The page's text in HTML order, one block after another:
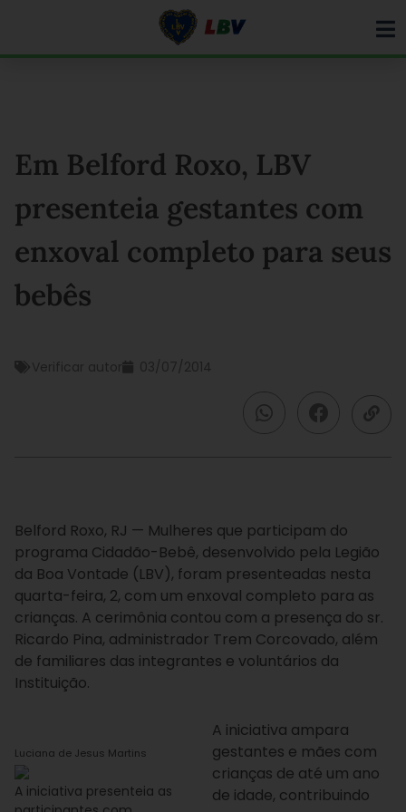
Em Belford Roxo, LBV
presenteia gestantes com
enxoval completo para seus
bebês
Verificar autor 03/07/2014
Belford Roxo, RJ — Mulheres que participam do
programa Cidadão-Bebê, desenvolvido pela Legião
da Boa Vontade (LBV), foram presenteadas nesta
quarta-feira, 2, com um enxoval completo para as
crianças. A cerimônia contou com a presença do sr.
Ricardo Pina, administrador Trem Corcovado, além
de familiares das integrantes e voluntários da
Instituição.
Luciana de Jesus Martins
A iniciativa presenteia as
A iniciativa ampara
gestantes e mães com
crianças de até um ano
de idade, contribuindo